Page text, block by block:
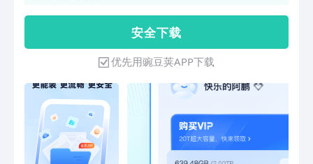
上传专属云盘 【安全保密存储文件】 灵
活设置有效期和密码，文件管理更安全
一键转存批量文件，123云盘免登录下载
更方便 【高清视频在线播放】 手机云盘
6档播放速度随意调节，移动硬盘的更好
选择 支持在线原画质播放，享受极致观
影体验 【个性化建立音乐播单】 一键音
频导入专属播单的音乐云盘 个性化设置
倍速播放、音频播放时长 【离线下载】
安 全 下 载
优先用豌豆荚APP下载